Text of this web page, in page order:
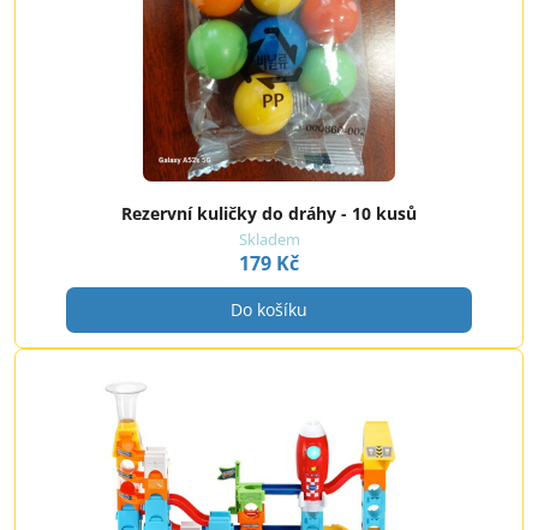
Rezervní kuličky do dráhy - 10 kusů
Skladem
179 Kč
Do košíku